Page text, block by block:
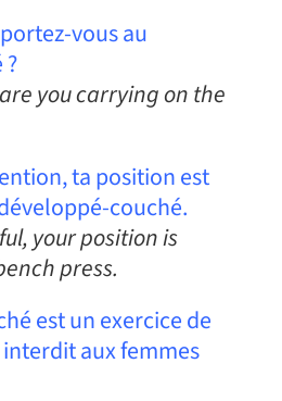
vous au
you carrying on the
ta position est
couché.
your position is
press.
est un exercice de
aux femmes